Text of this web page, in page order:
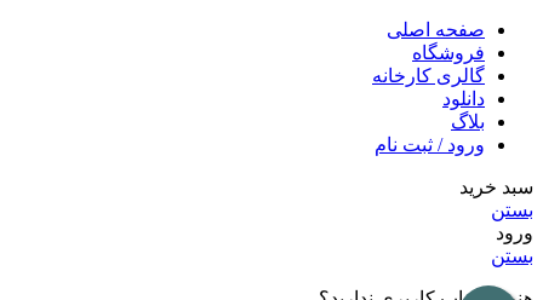
صفحه اصلی
فروشگاه
گالری کارخانه
دانلود
بلاگ
ورود / ثبت نام
سبد خرید
بستن
ورود
بستن